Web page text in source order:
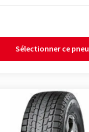
Sélectionner ce pneu